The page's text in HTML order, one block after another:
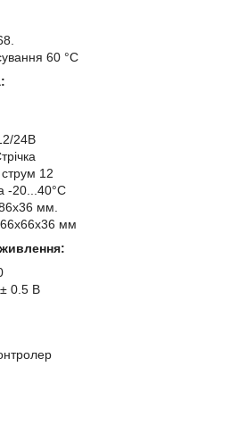
60 °C
24В
12
-20...40°C
мм.
66x66x36 мм
0.5 В